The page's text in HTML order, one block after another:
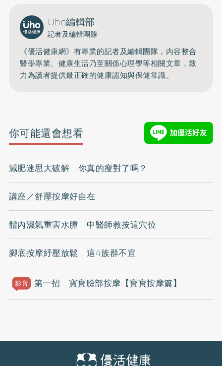
Uho編輯部
記者及編輯團隊
《優活健康網》有專業的記者及編輯團隊，內容整合
醫學專業、健康生活乃至關係心理學等相關文章，致
力為讀者提供最正確的健康認知與保健常識。
你可能還會想看
減肥迷思大破解 你真的瘦對了嗎？
講座／舒壓按摩好自在
體內濕氣重害水腫 中醫師教按這穴位
腳底按摩紓壓放鬆 這4族群不宜
影音 第一招 寶寶臉部按摩【寶寶按摩篇】